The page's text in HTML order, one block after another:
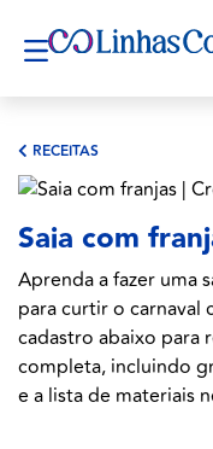
RECEITAS
Saia com
Aprenda a fazer uma
para curtir o carnaval
cadastro abaixo para
completa, incluindo
e a lista de materiais